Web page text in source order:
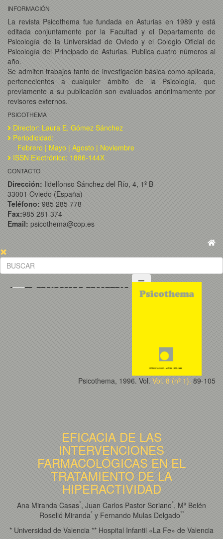
INFORMACIÓN
La revista Psicothema fue fundada en Asturias en 1989 y está
editada conjuntamente por la Facultad y el Departamento de
Psicología de la Universidad de Oviedo y el Colegio Oficial de
Psicología del Principado de Asturias. Publica cuatro números al
año.
Se admiten trabajos tanto de investigación básica como aplicada,
pertenecientes a cualquier ámbito de la Psicología, que
previamente a su publicación son evaluados anónimamente por
revisores externos.
PSICOTHEMA
Director: Laura E. Gómez Sánchez
Periodicidad:
Febrero | Mayo | Agosto | Noviembre
ISSN Electrónico: 1886-144X
CONTACTO
Dirección: Ildelfonso Sánchez del Río, 4, 1º B
33001 Oviedo (España)
Teléfono: 985 285 778
Fax:985 281 374
Email: psicothema@cop.es
Psicothema, 1996. Vol. Vol. 8 (nº 1). 89-105
EFICACIA DE LAS
INTERVENCIONES
FARMACOLÓGICAS EN EL
TRATAMIENTO DE LA
HIPERACTIVIDAD
Ana Miranda Casas*, Juan Carlos Pastor Soriano*, Mª Belén
Roselló Miranda*y Fernando Mulas Delgado**
* Universidad de Valencia ** Hospital Infantil «La Fe» de Valencia